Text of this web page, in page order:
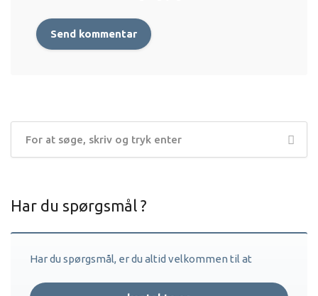
Har du spørgsmål ?
Har du spørgsmål, er du altid velkommen til at